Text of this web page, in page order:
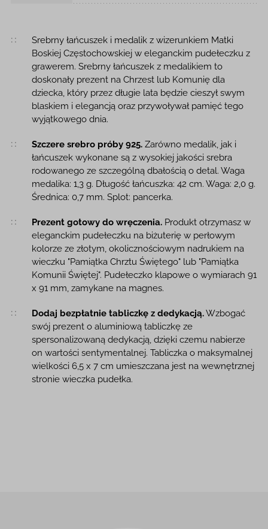
Opis produktu
Srebrny łańcuszek i medalik z wizerunkiem Matki
Boskiej Częstochowskiej w eleganckim pudełeczku z
grawerem. Srebrny łańcuszek z medalikiem to
doskonały prezent na Chrzest lub Komunię dla
dziecka, który przez długie lata będzie cieszył swym
blaskiem i elegancją oraz przywoływał pamięć tego
wyjątkowego dnia.
Szczere srebro próby 925.Zarówno medalik, jak i
łańcuszek wykonane są z wysokiej jakości srebra
rodowanego ze szczególną dbałością o detal. Waga
medalika: 1,3 g. Długość łańcuszka: 42 cm. Waga: 2,0 g.
Średnica: 0,7 mm. Splot: pancerka.
Prezent gotowy do wręczenia.Produkt otrzymasz w
eleganckim pudełeczku na biżuterię w perłowym
kolorze ze złotym, okolicznościowym nadrukiem na
wieczku "Pamiątka Chrztu Świętego" lub "Pamiątka
Komunii Świętej". Pudełeczko klapowe o wymiarach 91
x 91 mm, zamykane na magnes.
Dodaj bezpłatnie tabliczkę z dedykacją.Wzbogać
swój prezent o aluminiową tabliczkę ze
spersonalizowaną dedykacją, dzięki czemu nabierze
on wartości sentymentalnej. Tabliczka o maksymalnej
wielkości 6,5 x 7 cm umieszczana jest na wewnętrznej
stronie wieczka pudełka.